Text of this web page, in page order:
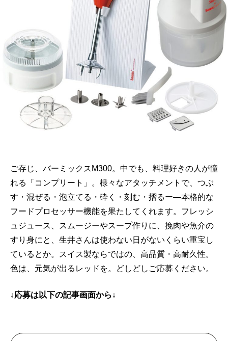
ご存じ、バーミックスM300。中でも、料理好きの人が憧
れる「コンプリート」。様々なアタッチメントで、つぶ
す・混ぜる・泡立てる・砕く・刻む・摺るー―本格的な
フードプロセッサー機能を果たしてくれます。フレッシ
ュジュース、スムージーやスープ作りに、挽肉や魚介の
すり身にと、生井さんは使わない日がないくらい重宝し
ているとか。スイス製ならではの、高品質・高耐久性。
色は、元気が出るレッドを。どしどしご応募ください。
↓応募は以下の記事画面から↓